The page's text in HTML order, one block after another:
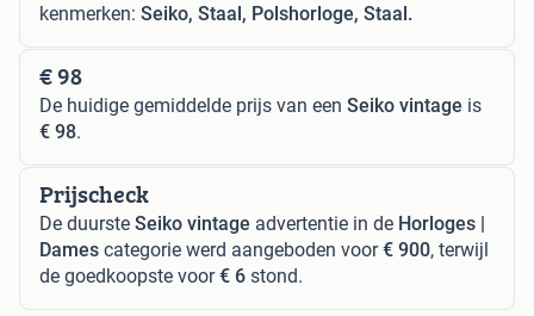
kenmerken: Seiko, Staal, Polshorloge, Staal.
€ 98
De huidige gemiddelde prijs van een Seiko vintage is
€ 98.
Prijscheck
De duurste Seiko vintage advertentie in de Horloges |
Dames categorie werd aangeboden voor€ 900, terwijl
de goedkoopste voor€ 6 stond.